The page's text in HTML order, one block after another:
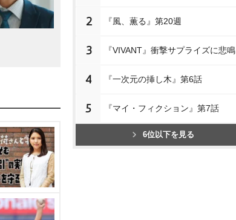
2 『風、薫る』第20週
3 『VIVANT』衝撃サプライズに悲鳴
4 『一次元の挿し木』第6話
5 『マイ・フィクション』第7話
6位以下を見る